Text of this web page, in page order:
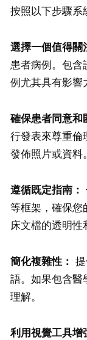
按照以下步驟系
選擇一個值得關
患者病例。包含
例尤其具有影響
確保患者同意和
行發表來尊重倫
發佈照片或資料。
遵循既定指南：
等框架，確保您
床文檔的透明性
簡化複雜性：
語。如果包含醫
理解。
利用視覺工具增